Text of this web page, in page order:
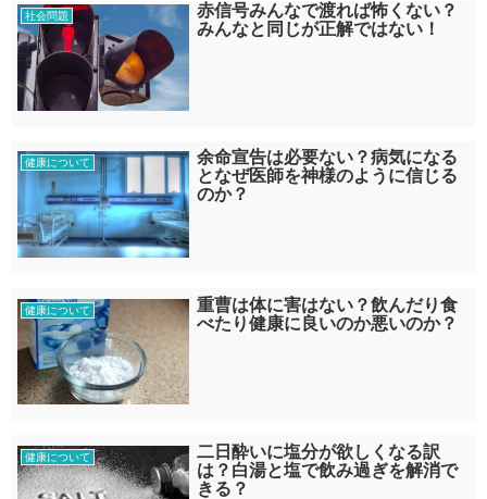
社会問題
赤信号みんなで渡れば怖くない？
みんなと同じが正解ではない！
健康について
余命宣告は必要ない？病気になる
となぜ医師を神様のように信じる
のか？
健康について
重曹は体に害はない？飲んだり食
べたり健康に良いのか悪いのか？
健康について
二日酔いに塩分が欲しくなる訳
は？白湯と塩で飲み過ぎを解消で
きる？